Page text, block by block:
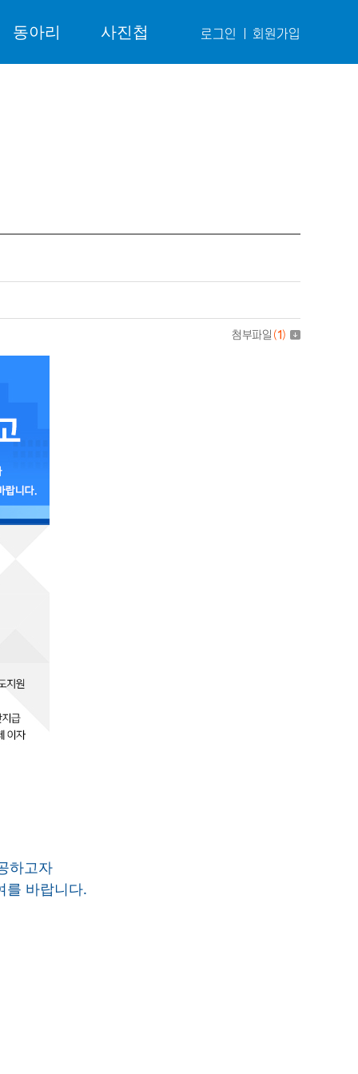
동아리 사진첩 로그인 회원가입
첨부파일 (1 )
하고자
를 바랍니다.